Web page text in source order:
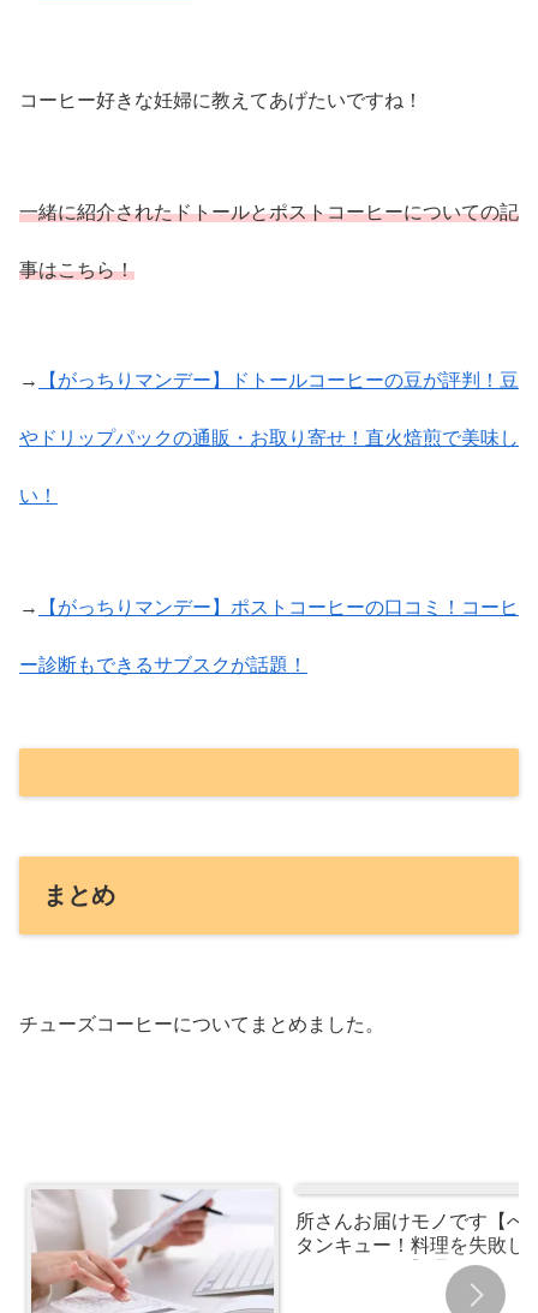
コーヒー好きな妊婦に教えてあげたいですね！
一緒に紹介されたドトールとポストコーヒーについての記
事はこちら！
→ 【がっちりマンデー】ドトールコーヒーの豆が評判！豆
やドリップパックの通販・お取り寄せ！直火焙煎で美味し
い！
→ 【がっちりマンデー】ポストコーヒーの口コミ！コーヒ
ー診断もできるサブスクが話題！
まとめ
チューズコーヒーについてまとめました。
所さんお届けモノです【へ
タンキュー！料理を失敗し
いフライパン】通販やお取